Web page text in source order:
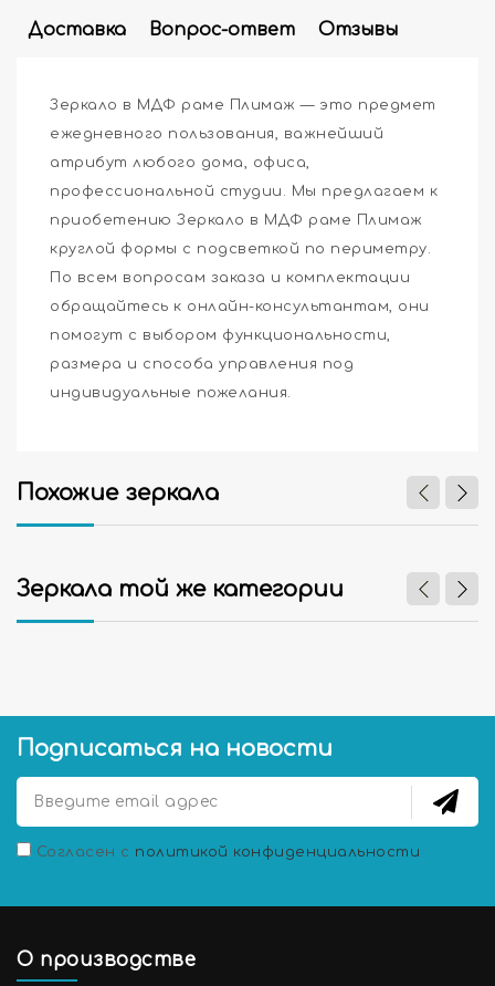
Доставка Вопрос-ответ Отзывы
Зеркало в МДФ раме Плимаж — это предмет
ежедневного пользования, важнейший
атрибут любого дома, офиса,
профессиональной студии. Мы предлагаем к
приобетению Зеркало в МДФ раме Плимаж
круглой формы с подсветкой по периметру.
По всем вопросам заказа и комплектации
обращайтесь к онлайн-консультантам, они
помогут с выбором функциональности,
размера и способа управления под
индивидуальные пожелания.
Похожие зеркала
Зеркала той же категории
Подписаться на новости
Согласен с политикой конфиденциальности
О производстве